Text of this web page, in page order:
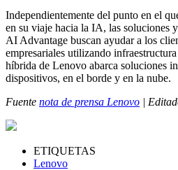
Independientemente del punto en el
en su viaje hacia la IA, las soluciones
AI Advantage buscan ayudar a los
empresariales utilizando
híbrida de Lenovo abarca soluciones
dispositivos, en el borde y en la nube.
Fuente nota de prensa Lenovo |
ETIQUETAS
Lenovo